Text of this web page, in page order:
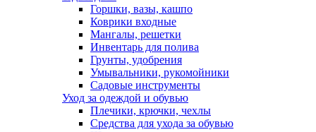
Горшки, вазы, кашпо
Коврики входные
Мангалы, решетки
Инвентарь для полива
Грунты, удобрения
Умывальники, рукомойники
Садовые инструменты
Уход за одеждой и обувью
Плечики, крючки, чехлы
Средства для ухода за обувью